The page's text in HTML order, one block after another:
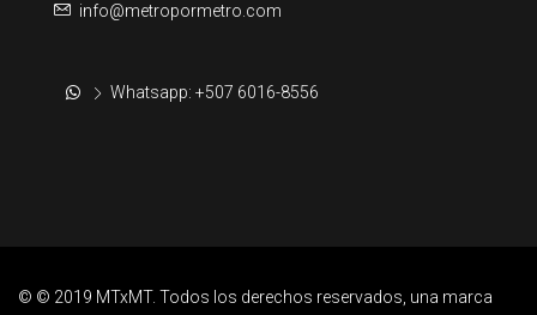
info@metropormetro.com
Whatsapp: +507 6016-8556
© © 2019 MTxMT. Todos los derechos reservados, una marca